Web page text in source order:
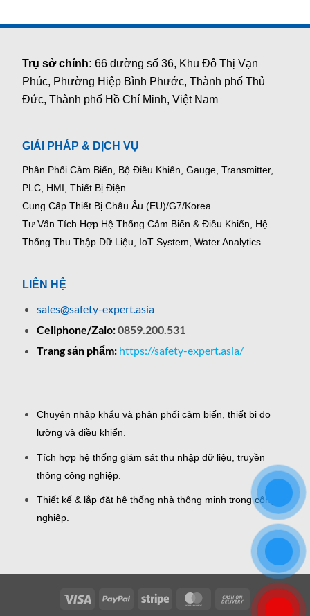
Trụ sở chính:66 đường số 36, Khu Đô Thị Vạn
Phúc, Phường Hiệp Bình Phước, Thành phố Thủ
Đức, Thành phố Hồ Chí Minh, Việt Nam
GIẢI PHÁP & DỊCH VỤ
Phân Phối Cảm Biến, Bộ Điều Khiển, Gauge, Transmitter,
PLC, HMI, Thiết Bị Điện.
Cung Cấp Thiết Bị Châu Âu (EU)/G7/Korea.
Tư Vấn Tích Hợp Hệ Thống Cảm Biến & Điều Khiển, Hệ
Thống Thu Thập Dữ Liệu, IoT System, Water Analytics.
LIÊN HỆ
sales@safety-expert.asia
Cellphone/Zalo:0859.200.531
Trang sản phẩm: https://safety-expert.asia/
Chuyên nhập khẩu và phân phối cảm biến, thiết bị đo
lường và điều khiển.
Tích hợp hệ thống giám sát thu nhập dữ liệu, truyền
thông công nghiệp.
Thiết kế & lắp đặt hệ thống nhà thông minh trong công
nghiệp.
Visa PayPal Stripe MasterCardCash
On